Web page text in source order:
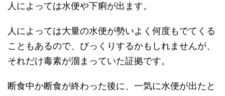
人によっては水便や下痢が出ます。
人によっては大量の水便が勢いよく何度もでてくる
こともあるので、びっくりするかもしれませんが、
それだけ毒素が溜まっていた証拠です。
断食中か断食が終わった後に、一気に水便が出たと